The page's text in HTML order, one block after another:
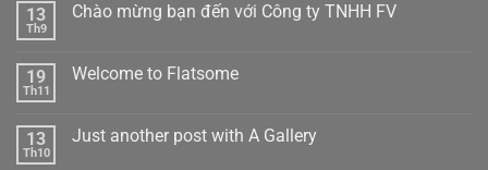
13
Th9
Chào mừng bạn đến với Công ty TNHH FV
19
Th11
Welcome to Flatsome
13
Th10
Just another post with A Gallery